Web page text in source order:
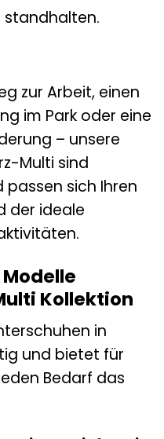
standhalten.
zur Arbeit, einen
im Park oder eine
– unsere
Multi sind
sich Ihren
der ideale
Kollektion
in
und bietet für
Bedarf das